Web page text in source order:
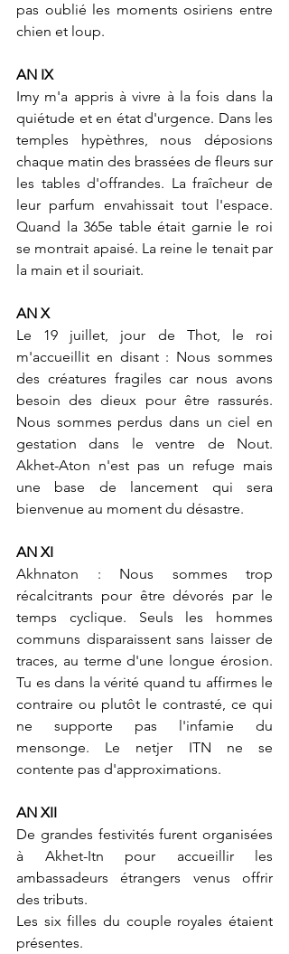
pas oublié les moments osiriens entre
chien et loup.
AN IX
Imy m'a appris à vivre à la fois dans la
quiétude et en état d'urgence. Dans les
temples hypèthres, nous déposions
chaque matin des brassées de fleurs sur
les tables d'offrandes. La fraîcheur de
leur parfum envahissait tout l'espace.
Quand la 365e table était garnie le roi
se montrait apaisé. La reine le tenait par
la main et il souriait.
AN X
Le 19 juillet, jour de Thot, le roi
m'accueillit en disant : Nous sommes
des créatures fragiles car nous avons
besoin des dieux pour être rassurés.
Nous sommes perdus dans un ciel en
gestation dans le ventre de Nout.
Akhet-Aton n'est pas un refuge mais
une base de lancement qui sera
bienvenue au moment du désastre.
AN XI
Akhnaton : Nous sommes trop
récalcitrants pour être dévorés par le
temps cyclique. Seuls les hommes
communs disparaissent sans laisser de
traces, au terme d'une longue érosion.
Tu es dans la vérité quand tu affirmes le
contraire ou plutôt le contrasté, ce qui
ne supporte pas l'infamie du
mensonge. Le netjer ITN ne se
contente pas d'approximations.
AN XII
De grandes festivités furent organisées
à Akhet-Itn pour accueillir les
ambassadeurs étrangers venus offrir
des tributs.
Les six filles du couple royales étaient
présentes.